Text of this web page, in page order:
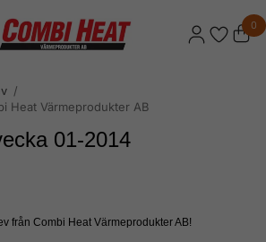
0
/
Heat Värmeprodukter AB
01-2014
från Combi Heat Värmeprodukter AB!